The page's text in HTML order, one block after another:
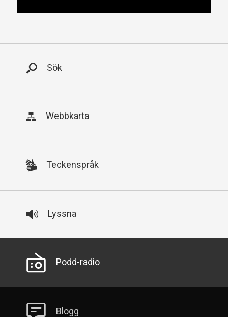
Huvudmeny
Sök
Webbkarta
Teckenspråk
Lyssna
Sekundär
meny
Podd-radio
Blogg